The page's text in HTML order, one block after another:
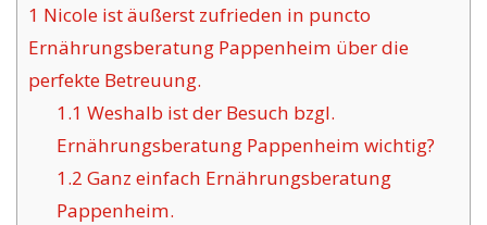
1 Nicole ist äußerst zufrieden in puncto
Ernährungsberatung Pappenheim über die
perfekte Betreuung.
1.1 Weshalb ist der Besuch bzgl.
Ernährungsberatung Pappenheim wichtig?
1.2 Ganz einfach Ernährungsberatung
Pappenheim.